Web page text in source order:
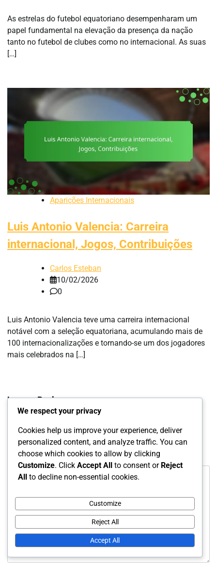
As estrelas do futebol equatoriano desempenharam um
papel fundamental na elevação da presença da nação
tanto no futebol de clubes como no internacional. As suas
[…]
Aparições Internacionais
Luis Antonio Valencia: Carreira
internacional, Jogos, Contribuições
Carlos Esteban
10/02/2026
0
Luis Antonio Valencia teve uma carreira internacional
notável com a seleção equatoriana, acumulando mais de
100 internacionalizações e tornando-se um dos jogadores
mais celebrados na […]
Leave a Reply
are marked *
Comment *
We respect your privacy
Cookies help us improve your experience, deliver
personalized content, and analyze traffic. You can
choose which cookies to allow by clicking
Customize. Click Accept All to consent or Reject
All to decline non-essential cookies.
Customize
Reject All
Accept All